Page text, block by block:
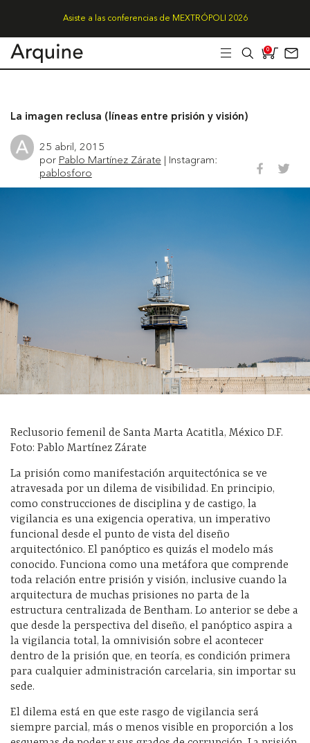
Asiste a las conferencias de MEXTRÓPOLI 2026
0
La imagen reclusa (líneas entre prisión y visión)
25 abril, 2015
por Pablo Martínez Zárate | Instagram:
pablosforo
Reclusorio femenil de Santa Marta Acatitla, México D.F.
Foto: Pablo Martínez Zárate
La prisión como manifestación arquitectónica se ve
atravesada por un dilema de visibilidad. En principio,
como construcciones de disciplina y de castigo, la
vigilancia es una exigencia operativa, un imperativo
funcional desde el punto de vista del diseño
arquitectónico. El panóptico es quizás el modelo más
conocido. Funciona como una metáfora que comprende
toda relación entre prisión y visión, inclusive cuando la
arquitectura de muchas prisiones no parta de la
estructura centralizada de Bentham. Lo anterior se debe a
que desde la perspectiva del diseño, el panóptico aspira a
la vigilancia total, la omnivisión sobre el acontecer
dentro de la prisión que, en teoría, es condición primera
para cualquier administración carcelaria, sin importar su
sede.
El dilema está en que este rasgo de vigilancia será
siempre parcial, más o menos visible en proporción a los